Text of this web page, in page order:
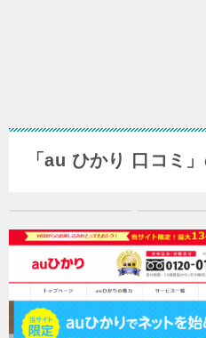
「au ひかり 口コミ